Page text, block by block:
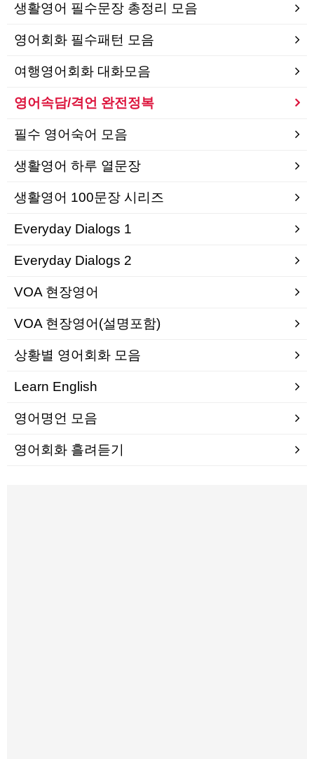
생활영어 필수문장 총정리 모음
영어회화 필수패턴 모음
여행영어회화 대화모음
영어속담/격언 완전정복
필수 영어숙어 모음
생활영어 하루 열문장
생활영어 100문장 시리즈
Everyday Dialogs 1
Everyday Dialogs 2
VOA 현장영어
VOA 현장영어(설명포함)
상황별 영어회화 모음
Learn English
영어명언 모음
영어회화 흘려듣기